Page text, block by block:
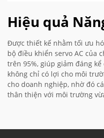
Hiệu quả
Được thiết kế nhằm tối ưu
bộ điều khiển servo AC của
trên 95%, giúp giảm đáng
không chỉ có lợi cho môi
cho doanh nghiệp, nhờ đó
thân thiện với môi trường